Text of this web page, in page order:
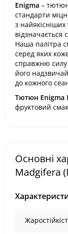
Enigma –
стандарти
з найякісніших
Наша палітра
серед яких
справжню
його
до кожного
Тютюн Enigma
фруктовий
Основні
Madgifera